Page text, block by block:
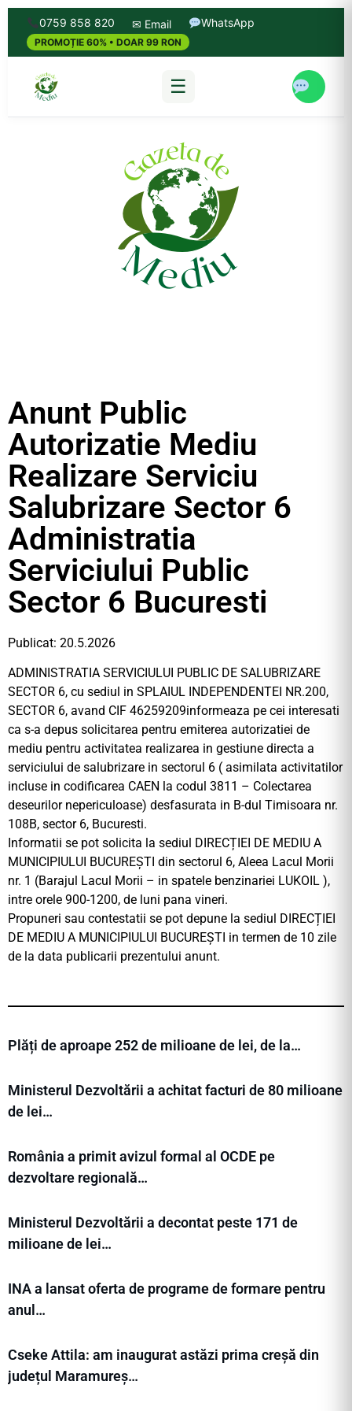
0759 858 820 ✉ Email WhatsApp
PROMOȚIE 60% • DOAR 99 RON
☰
Anunt Public
Autorizatie Mediu
Realizare Serviciu
Salubrizare Sector 6
Administratia
Serviciului Public
Sector 6 Bucuresti
Publicat: 20.5.2026
ADMINISTRATIA SERVICIULUI PUBLIC DE SALUBRIZARE
SECTOR 6, cu sediul in SPLAIUL INDEPENDENTEI NR.200,
SECTOR 6, avand CIF 46259209informeaza pe cei interesati
ca s-a depus solicitarea pentru emiterea autorizatiei de
mediu pentru activitatea realizarea in gestiune directa a
serviciului de salubrizare in sectorul 6 ( asimilata activitatilor
incluse in codificarea CAEN la codul 3811 – Colectarea
deseurilor nepericuloase) desfasurata in B-dul Timisoara nr.
108B, sector 6, Bucuresti.
Informatii se pot solicita la sediul DIRECȚIEI DE MEDIU A
MUNICIPIULUI BUCUREȘTI din sectorul 6, Aleea Lacul Morii
nr. 1 (Barajul Lacul Morii – in spatele benzinariei LUKOIL ),
intre orele 900-1200, de luni pana vineri.
Propuneri sau contestatii se pot depune la sediul DIRECȚIEI
DE MEDIU A MUNICIPIULUI BUCUREȘTI in termen de 10 zile
de la data publicarii prezentului anunt.
Plăți de aproape 252 de milioane de lei, de la…
Ministerul Dezvoltării a achitat facturi de 80 milioane
de lei…
România a primit avizul formal al OCDE pe
dezvoltare regională…
Ministerul Dezvoltării a decontat peste 171 de
milioane de lei…
INA a lansat oferta de programe de formare pentru
anul…
Cseke Attila: am inaugurat astăzi prima creșă din
județul Maramureș…